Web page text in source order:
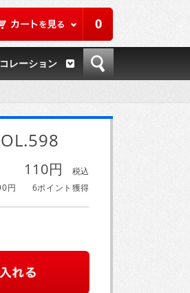
0
レーション
110円
税込
円
6ポイント獲得